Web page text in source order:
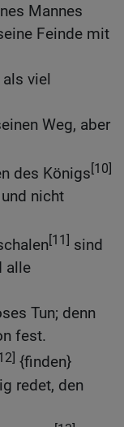
Mannes
Feinde mit
viel
Weg, aber
des Königs[10]
nicht
[11] sind
alle
Tun; denn
fest.
{finden}
redet, den